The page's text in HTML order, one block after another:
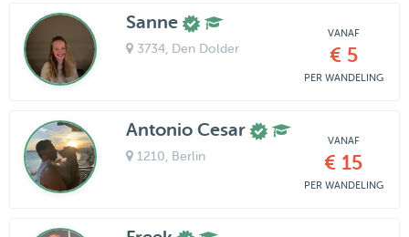
Sanne
3734, Den Dolder
VANAF
€ 5
PER WANDELING
Antonio Cesar
1210 , Berlin
VANAF
€ 15
PER WANDELING